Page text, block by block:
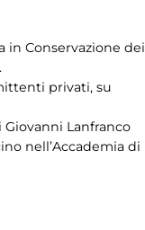
in Conservazione dei
privati, su
Lanfranco
nell’Accademia di